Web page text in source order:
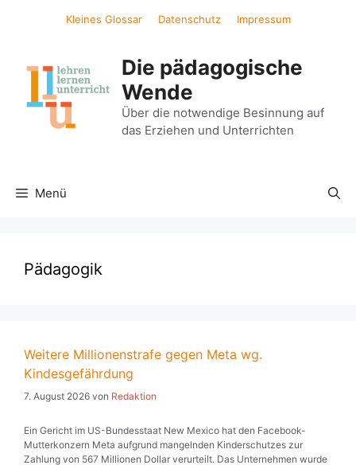
Kleines Glossar Datenschutz Impressum
Die pädagogische
Wende
Über die notwendige Besinnung auf
das Erziehen und Unterrichten
Menü
Pädagogik
Weitere Millionenstrafe gegen Meta wg.
Kindesgefährdung
7. August 2026 von Redaktion
Ein Gericht im US-Bundesstaat New Mexico hat den Facebook-
Mutterkonzern Meta aufgrund mangelnden Kinderschutzes zur
Zahlung von 567 Millionen Dollar verurteilt. Das Unternehmen wurde